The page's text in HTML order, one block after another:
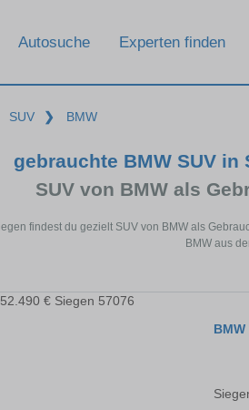
Autosuche Experten finden
SUV ❯ BMW
gebrauchte BMW SUV
SUV von BMW als
findest du gezielt SUV von BMW als
BMW aus
BMW